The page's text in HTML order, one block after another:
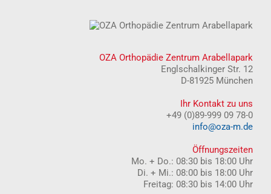
OZA Orthopädie Zentrum Arabellapark
Englschalkinger Str. 12
D-81925 München
Ihr Kontakt zu uns
+49 (0)89-999 09 78-0
info@oza-m.de
Öffnungszeiten
Mo. + Do.: 08:30 bis 18:00 Uhr
Di. + Mi.: 08:00 bis 18:00 Uhr
Freitag: 08:30 bis 14:00 Uhr